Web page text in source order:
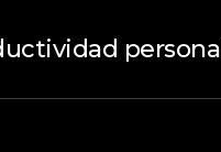
personal